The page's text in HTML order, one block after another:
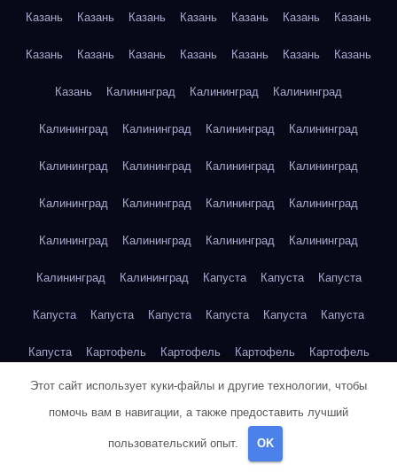
Казань Казань Казань Казань Казань Казань Казань
Казань Казань Казань Казань Казань Казань Казань
Казань Калининград Калининград Калининград
Калининград Калининград Калининград Калининград
Калининград Калининград Калининград Калининград
Калининград Калининград Калининград Калининград
Калининград Калининград Калининград Калининград
Калининград Калининград Капуста Капуста Капуста
Капуста Капуста Капуста Капуста Капуста Капуста
Капуста Картофель Картофель Картофель Картофель
Картофель Картофель Картофель Картофель
Картофель
Кейптаун
Этот сайт использует куки-файлы и другие технологии, чтобы
помочь вам в навигации, а также предоставить лучший
пользовательский опыт. OK